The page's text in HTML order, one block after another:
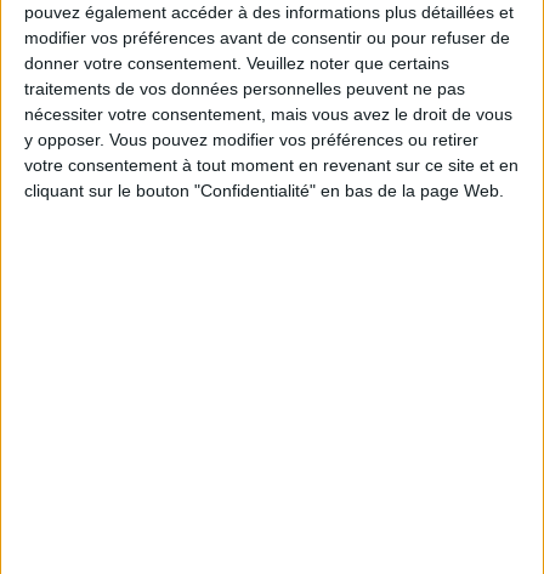
pouvez également accéder à des informations plus détaillées et
modifier vos préférences avant de consentir ou pour refuser de
donner votre consentement. Veuillez noter que certains
traitements de vos données personnelles peuvent ne pas
nécessiter votre consentement, mais vous avez le droit de vous
y opposer. Vous pouvez modifier vos préférences ou retirer
votre consentement à tout moment en revenant sur ce site et en
cliquant sur le bouton "Confidentialité" en bas de la page Web.
Peut-on remplacer la viande par des féculents ?
Consultation diététique du 05/08/2026